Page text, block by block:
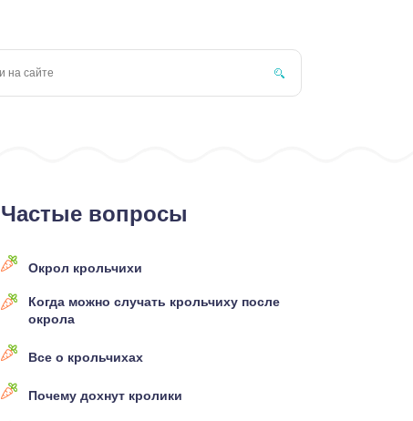
Частые вопросы
Окрол крольчихи
Когда можно случать крольчиху после
окрола
Все о крольчихах
Почему дохнут кролики